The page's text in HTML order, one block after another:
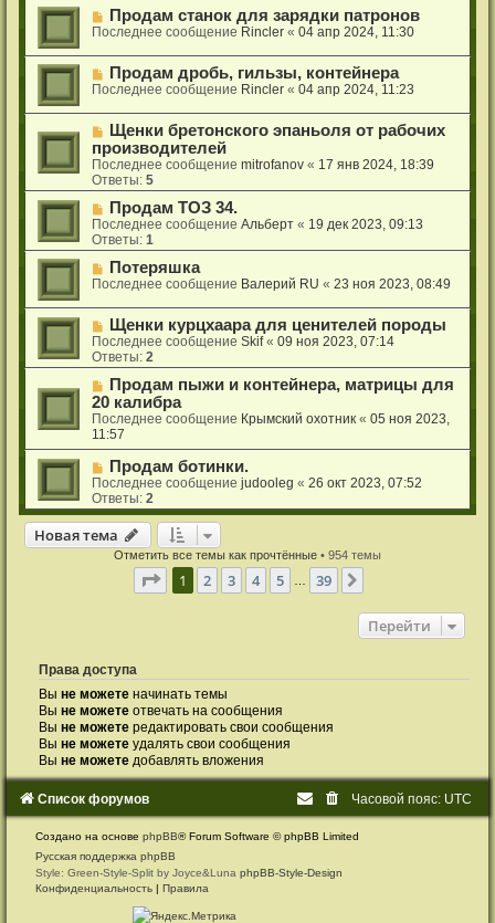
Продам станок для зарядки патронов
Последнее сообщение Rincler «04 апр 2024, 11:30
Продам дробь, гильзы, контейнера
Последнее сообщение Rincler «04 апр 2024, 11:23
Щенки бретонского эпаньоля от рабочих
производителей
Последнее сообщениеmitrofanov « 17 янв 2024, 18:39
Ответы:5
Продам ТОЗ 34.
Последнее сообщениеАльберт « 19 дек 2023, 09:13
Ответы:1
Потеряшка
Последнее сообщение Валерий RU «23 ноя 2023, 08:49
Щенки курцхаара для ценителей породы
Последнее сообщениеSkif«09 ноя 2023, 07:14
Ответы:2
Продам пыжи и контейнера, матрицы для
20 калибра
Последнее сообщение Крымский охотник «05 ноя 2023,
11:57
Продам ботинки.
Последнее сообщениеjudooleg «26 окт 2023, 07:52
Ответы:2
Новая тема
Новаятема
Отметить все темы как прочтённые • 954 темы
Страница из 39
1 2 3 4 5 39
Перейти
Права доступа
Выне можете начинать темы
Выне можете отвечать на сообщения
Выне можете редактировать свои сообщения
Выне можете удалять свои сообщения
Выне можете добавлять вложения
Список форумов Часовой пояс: UTC
Создано на основеphpBB® Forum Software © phpBB Limited
Русская поддержка phpBB
Style: Green-Style-Split by Joyce&LunaphpBB-Style-Design
Конфиденциальность |Правила